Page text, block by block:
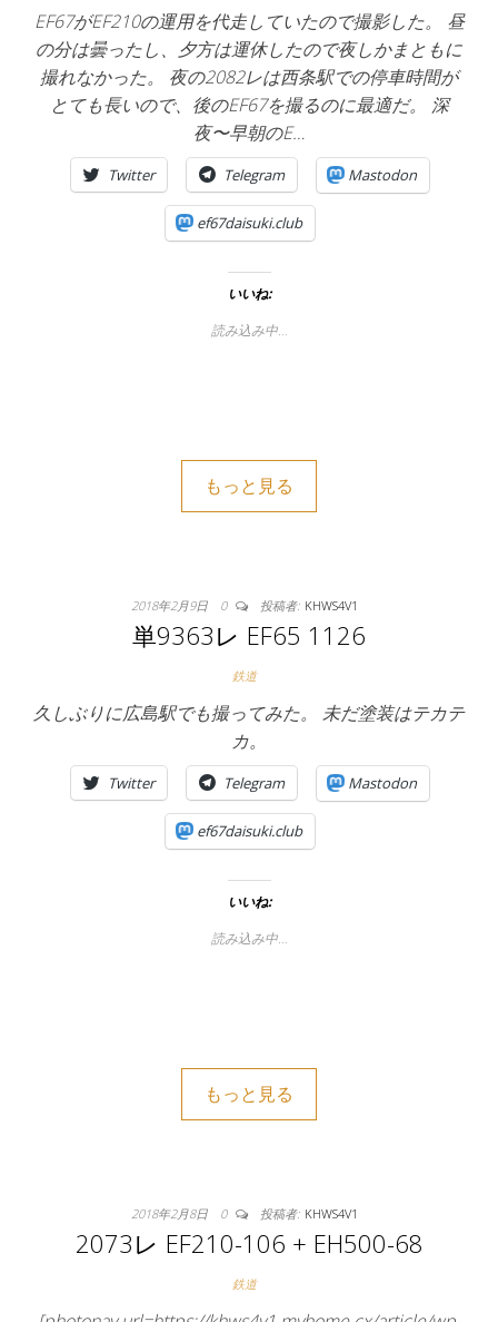
EF67がEF210の運用を代走していたので撮影した。 昼
の分は曇ったし、夕方は運休したので夜しかまともに
撮れなかった。 夜の2082レは西条駅での停車時間が
とても長いので、後のEF67を撮るのに最適だ。 深
夜〜早朝のE…
Twitter Telegram Mastodon
ef67daisuki.club
いいね:
読み込み中…
もっと見る
2018年2月9日 0 投稿者: KHWS4V1
単9363レ EF65 1126
鉄道
久しぶりに広島駅でも撮ってみた。 未だ塗装はテカテ
カ。
Twitter Telegram Mastodon
ef67daisuki.club
いいね:
読み込み中…
もっと見る
2018年2月8日 0 投稿者: KHWS4V1
2073レ EF210-106 + EH500-68
鉄道